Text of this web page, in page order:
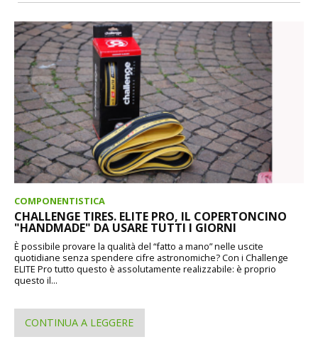
COMPONENTISTICA
CHALLENGE TIRES. ELITE PRO, IL COPERTONCINO
"HANDMADE" DA USARE TUTTI I GIORNI
È possibile provare la qualità del “fatto a mano” nelle uscite
quotidiane senza spendere cifre astronomiche? Con i Challenge
ELITE Pro tutto questo è assolutamente realizzabile: è proprio
questo il...
CONTINUA A LEGGERE